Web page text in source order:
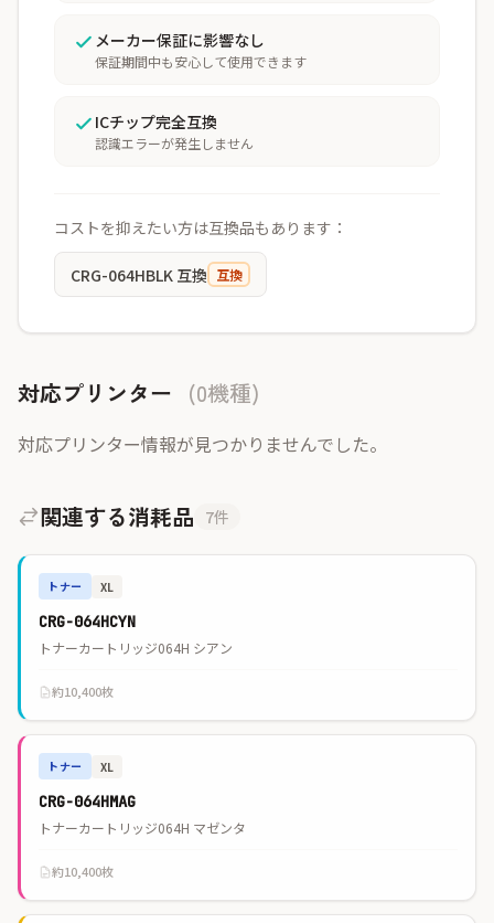
メーカー保証に影響なし
保証期間中も安心して使用できます
ICチップ完全互換
認識エラーが発生しません
コストを抑えたい方は互換品もあります：
CRG-064HBLK 互換 互換
対応プリンター (0機種)
対応プリンター情報が見つかりませんでした。
関連する消耗品 7件
トナー XL
CRG-064HCYN
トナーカートリッジ064H シアン
約10,400枚
トナー XL
CRG-064HMAG
トナーカートリッジ064H マゼンタ
約10,400枚